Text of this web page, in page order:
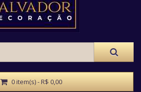
0 item(s) - R$ 0,00